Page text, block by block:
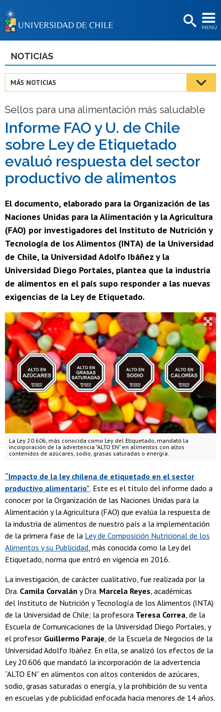
MENÚ
BIBLIOTECAS
Estudiantes
Académicas/os
Funcionarias/os
Egresadas/os
NOTICIAS
MÁS NOTICIAS
Sellos para una alimentación más saludable
Informe FAO y U. de Chile
sobre Ley de Etiquetado
evaluó respuesta del sector
productivo de alimentos
El documento, elaborado para la Organización de las
Naciones Unidas para la Alimentación y la Agricultura
(FAO) por investigadores del Instituto de Nutrición y
Tecnología de los Alimentos (INTA) de la Universidad
de Chile, la Universidad Adolfo Ibáñez y la
Universidad Diego Portales, plantea que la industria
de alimentos en el país supo responder a las nuevas
exigencias de la Ley de Etiquetado.
La Ley 20.606, más conocida como Ley del Etiquetado, mandató la
incorporación de la advertencia "ALTO EN" en alimentos con altos
contenidos de azúcares, sodio, grasas saturadas o energía.
“Impacto de la ley chilena de etiquetado en el sector
productivo alimentario”. Este es el título del informe dado a
conocer por la Organización de las Naciones Unidas para la
Alimentación y la Agricultura (FAO) que evalúa la respuesta de
la industria de alimentos de nuestro país a la implementación
de la primera fase de la Ley de Composición Nutricional de los
Alimentos y su Publicidad, más conocida como la Ley del
Etiquetado, norma que entró en vigencia en 2016.
La investigación, de carácter cualitativo, fue realizada por la
Dra. Camila Corvalán y Dra. Marcela Reyes, académicas
del Instituto de Nutrición y Tecnología de los Alimentos (INTA)
de la Universidad de Chile; la profesora Teresa Correa, de la
Escuela de Comunicaciones de la Universidad Diego Portales, y
el profesor Guillermo Paraje, de la Escuela de Negocios de la
Universidad Adolfo Ibáñez. En ella, se analizó los efectos de la
Ley 20.606 que mandató la incorporación de la advertencia
“ALTO EN” en alimentos con altos contenidos de azúcares,
sodio, grasas saturadas o energía, y la prohibición de su venta
en escuelas y de publicidad enfocada hacia menores de 14 años.